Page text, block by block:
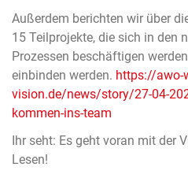
Außerdem berichten wir über
15 Teilprojekte, die sich in den
Prozessen beschäftigen
einbinden werden. https://awo-
vision.de/news/story/27-04-
kommen-ins-team
Ihr seht: Es geht voran mit der
Lesen!